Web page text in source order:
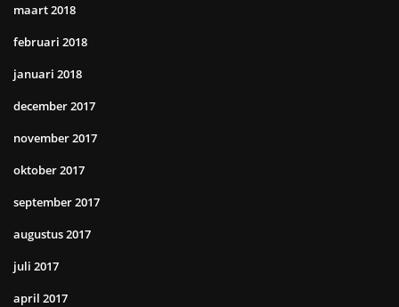
maart 2018
februari 2018
januari 2018
december 2017
november 2017
oktober 2017
september 2017
augustus 2017
juli 2017
april 2017